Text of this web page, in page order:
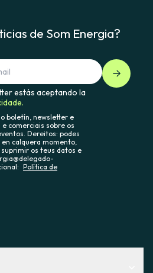
de Som Energia?
estás aceptando la
boletín, newsletter e
comerciais sobre os
Dereitos: podes
calquera momento,
os teus datos e
Política de